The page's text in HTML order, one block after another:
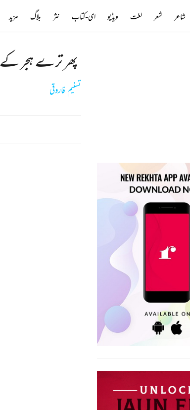
پھر ترے ہجر
تسنیم فاروقی
شاعر شعر لغت ویڈیو ای-کتاب نثر بلاگ مزید